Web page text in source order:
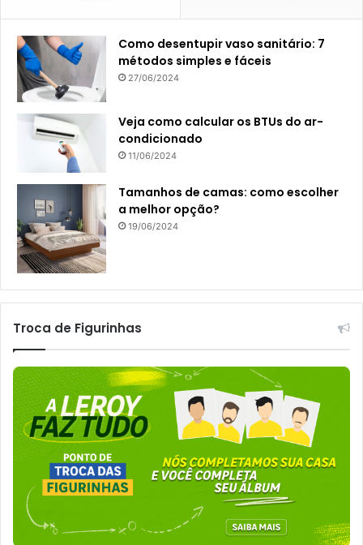
Como desentupir vaso sanitário: 7
métodos simples e fáceis
27/06/2024
Veja como calcular os BTUs do ar-
condicionado
11/06/2024
Tamanhos de camas: como escolher
a melhor opção?
19/06/2024
Troca de Figurinhas